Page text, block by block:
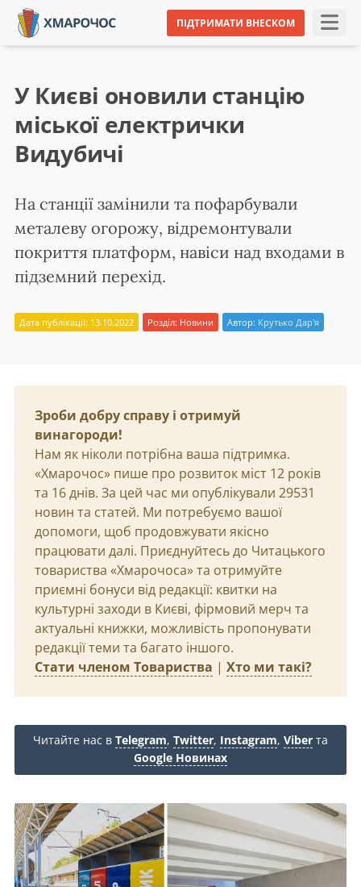
ПІДТРИМАТИ ВНЕСКОМ
У Києві оновили станцію
міської електрички
Видубичі
На станції замінили та пофарбували
металеву огорожу, відремонтували
покриття платформ, навіси над входами в
підземний перехід.
Дата публікації: 13.10.2022 Розділ: Новини Автор: Крутько Дар'я
Зроби добру справу і отримуй
винагороди!
Нам як ніколи потрібна ваша підтримка.
«Хмарочос» пише про розвиток міст 12 років
та 16 днів. За цей час ми опублікували 29531
новин та статей. Ми потребуємо вашої
допомоги, щоб продовжувати якісно
працювати далі. Приєднуйтесь до Читацького
товариства «Хмарочоса» та отримуйте
приємні бонуси від редакції: квитки на
культурні заходи в Києві, фірмовий мерч та
актуальні книжки, можливість пропонувати
редакції теми та багато іншого.
Стати членом Товариства | Хто ми такі?
Читайте нас в Telegram, Twitter, Instagram, Viber та
Google Новинах